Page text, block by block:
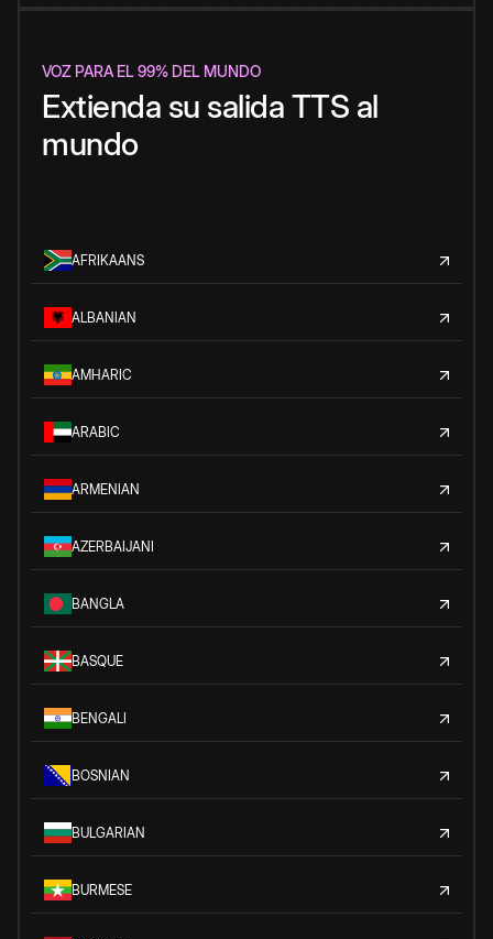
VOZ PARA EL 99% DEL MUNDO
Extienda su salida TTS al
mundo
AFRIKAANS
ALBANIAN
AMHARIC
ARABIC
ARMENIAN
AZERBAIJANI
BANGLA
BASQUE
BENGALI
BOSNIAN
BULGARIAN
BURMESE